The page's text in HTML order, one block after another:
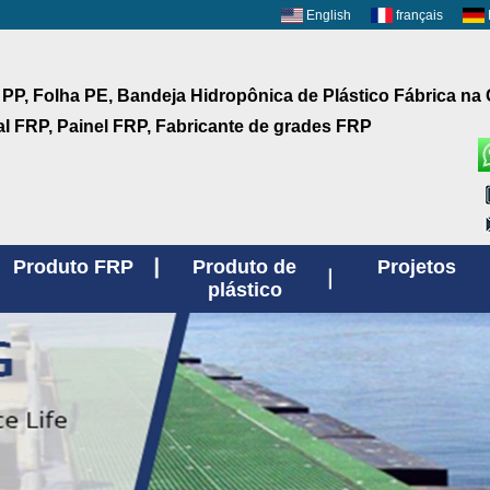
English français
Folha PE, Bandeja Hidropônica de Plástico Fábrica na
FRP, Painel FRP, Fabricante de grades FRP
Produto FRP
Produto de
plástico
Projetos